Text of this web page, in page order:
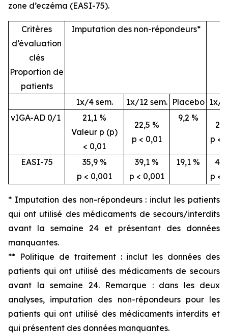
zone d’eczéma (EASI-75).
Critères
d’évaluation
clés
Proportion de
patients
Imputation des non-répondeurs*
1x/4 sem. 1x/12 sem. Placebo 1x/4
vIGA-AD 0/1
21,1 %
Valeur p (p)
< 0,01
22,5 %
p < 0,01
9,2 %
p <
EASI-75
35,9 %
p < 0,001
39,1 %
p < 0,001
19,1 %
p <
* Imputation des non-répondeurs : inclut les patients
qui ont utilisé des médicaments de secours/interdits
avant la semaine 24 et présentant des données
manquantes.
** Politique de traitement : inclut les données des
patients qui ont utilisé des médicaments de secours
avant la semaine 24. Remarque : dans les deux
analyses, imputation des non-répondeurs pour les
patients qui ont utilisé des médicaments interdits et
qui présentent des données manquantes.